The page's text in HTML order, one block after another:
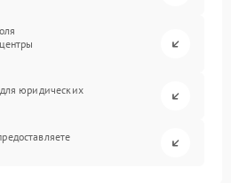
юридических